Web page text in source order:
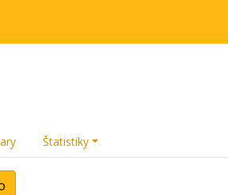
Štatistiky